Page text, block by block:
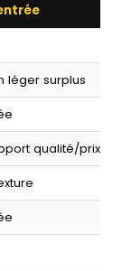
léger surplus
qualité/prix